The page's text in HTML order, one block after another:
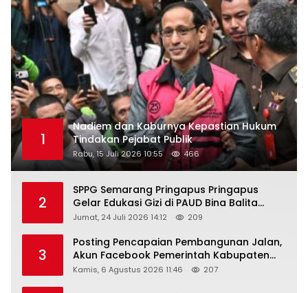
1
Nadiem dan Kaburnya Kepastian Hukum
Tindakan Pejabat Publik
Rabu, 15 Juli 2026 10:55 466
2
SPPG Semarang Pringapus Pringapus
Gelar Edukasi Gizi di PAUD Bina Balita
Peringati Hari Anak Nasional 2026
Jumat, 24 Juli 2026 14:12 209
3
Posting Pencapaian Pembangunan Jalan,
Akun Facebook Pemerintah Kabupaten
Rembang “Dirujak” Warganet
Kamis, 6 Agustus 2026 11:46 207